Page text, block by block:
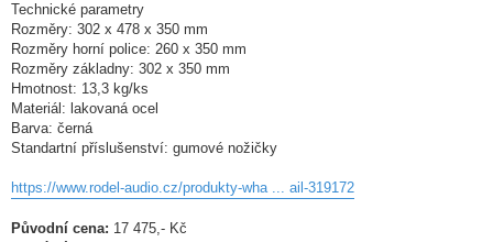
Technické parametry
Rozměry: 302 x 478 x 350 mm
Rozměry horní police: 260 x 350 mm
Rozměry základny: 302 x 350 mm
Hmotnost: 13,3 kg/ks
Materiál: lakovaná ocel
Barva: černá
Standartní příslušenství: gumové nožičky
https://www.rodel-audio.cz/produkty-wha ... ail-319172
Původní cena: 17 475,- Kč